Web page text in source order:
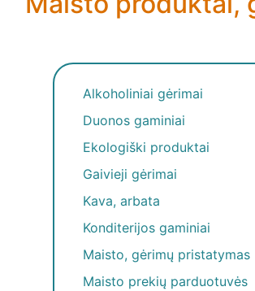
Alkoholiniai gėrimai
Duonos gaminiai
Ekologiški produktai
Gaivieji gėrimai
Kava, arbata
Konditerijos gaminiai
Maisto, gėrimų pristatymas
Maisto prekių parduotuvės